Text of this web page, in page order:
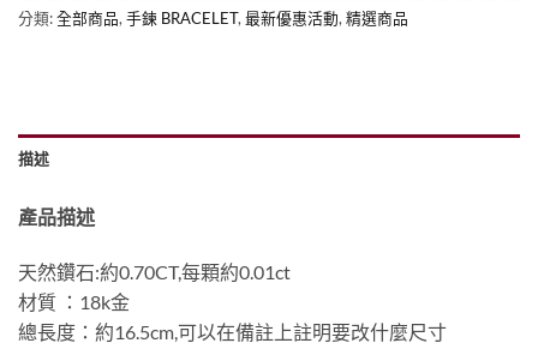
分類:全部商品, 手鍊 BRACELET, 最新優惠活動, 精選商品
描述
產品描述
天然鑽石:約0.70CT,每顆約0.01ct
材質 ：18k金
總長度：約16.5cm,可以在備註上註明要改什麼尺寸